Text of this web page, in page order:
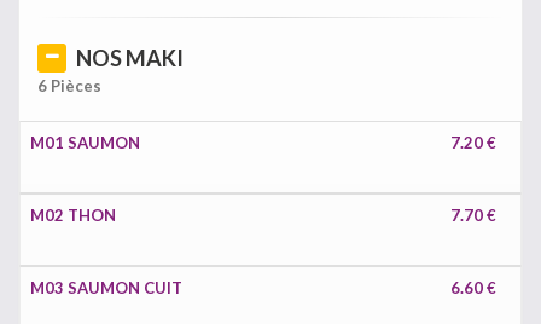
NOS MAKI
6 Pièces
M01 SAUMON 7.20 €
M02 THON 7.70 €
M03 SAUMON CUIT 6.60 €